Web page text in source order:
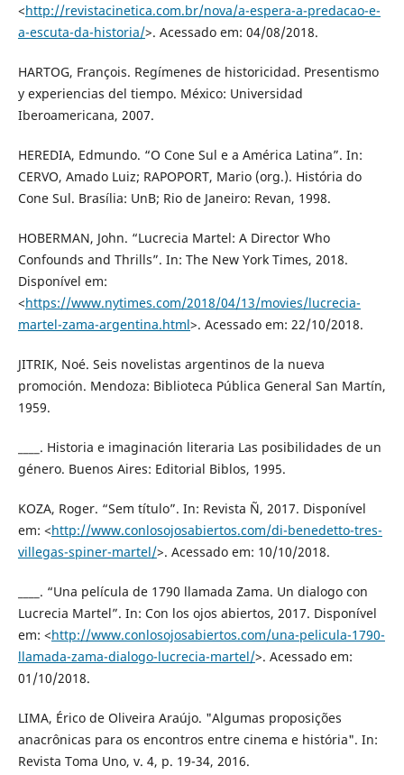
<http://revistacinetica.com.br/nova/a-espera-a-predacao-e-
a-escuta-da-historia/>. Acessado em: 04/08/2018.
HARTOG, François. Regímenes de historicidad. Presentismo
y experiencias del tiempo. México: Universidad
Iberoamericana, 2007.
HEREDIA, Edmundo. “O Cone Sul e a América Latina”. In:
CERVO, Amado Luiz; RAPOPORT, Mario (org.). História do
Cone Sul. Brasília: UnB; Rio de Janeiro: Revan, 1998.
HOBERMAN, John. “Lucrecia Martel: A Director Who
Confounds and Thrills”. In: The New York Times, 2018.
Disponível em:
<https://www.nytimes.com/2018/04/13/movies/lucrecia-
martel-zama-argentina.html>. Acessado em: 22/10/2018.
JITRIK, Noé. Seis novelistas argentinos de la nueva
promoción. Mendoza: Biblioteca Pública General San Martín,
1959.
____. Historia e imaginación literaria Las posibilidades de un
género. Buenos Aires: Editorial Biblos, 1995.
KOZA, Roger. “Sem título”. In: Revista Ñ, 2017. Disponível
em: <http://www.conlosojosabiertos.com/di-benedetto-tres-
villegas-spiner-martel/>. Acessado em: 10/10/2018.
____. “Una película de 1790 llamada Zama. Un dialogo con
Lucrecia Martel”. In: Con los ojos abiertos, 2017. Disponível
em: <http://www.conlosojosabiertos.com/una-pelicula-1790-
llamada-zama-dialogo-lucrecia-martel/>. Acessado em:
01/10/2018.
LIMA, Érico de Oliveira Araújo. "Algumas proposições
anacrônicas para os encontros entre cinema e história". In:
Revista Toma Uno, v. 4, p. 19-34, 2016.